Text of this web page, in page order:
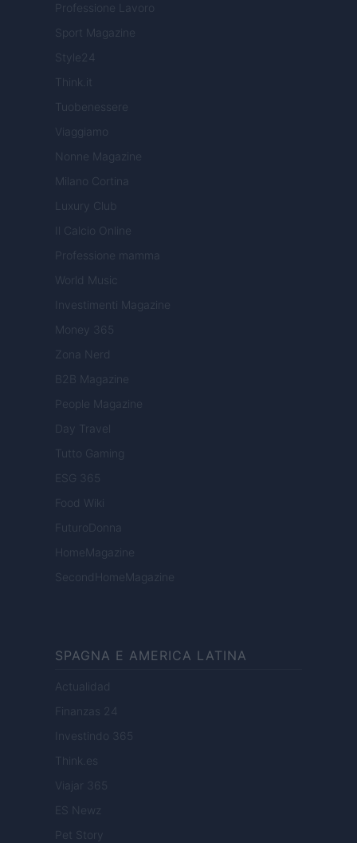
Professione Lavoro
Sport Magazine
Style24
Think.it
Tuobenessere
Viaggiamo
Nonne Magazine
Milano Cortina
Luxury Club
Il Calcio Online
Professione mamma
World Music
Investimenti Magazine
Money 365
Zona Nerd
B2B Magazine
People Magazine
Day Travel
Tutto Gaming
ESG 365
Food Wiki
FuturoDonna
HomeMagazine
SecondHomeMagazine
SPAGNA E AMERICA LATINA
Actualidad
Finanzas 24
Investindo 365
Think.es
Viajar 365
ES Newz
Pet Story